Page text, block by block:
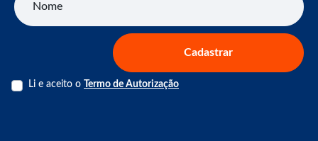
Cadastrar
Li e aceito o Termo de Autorização